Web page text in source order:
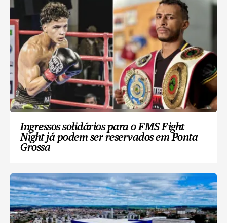
Ingressos solidários para o FMS Fight
Night já podem ser reservados em Ponta
Grossa